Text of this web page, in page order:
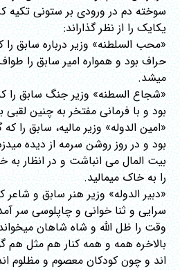
سوخته دم در ورودی بر ستونی تکیه
یکایک را از نظر گذاراند:
«محب السلطنه» وزیر درباره سابق
حراف بود و همواره امیر سابق را
میشد.
«شجاع السطنه» وزیر جنگ سابق را
بود و با فرمانی مفتخر به چنین لقبی
«امین الدوله» وزیر مالیه، سابق
بود و در روز روشن سرمه از دیده
بیت المال می انباشت و در انظار
را به خاک میمالید.
«دبیر الدوله» وزیر هنر سابق و شاعر
سرایی و ثنا خوانی و چاپلوسی سر آمد
وقت را ظل الله و شاه شاهان
بالاخره همه و همه کنار هم مثل هم
اند و چون کودکان معصوم و مظلوم